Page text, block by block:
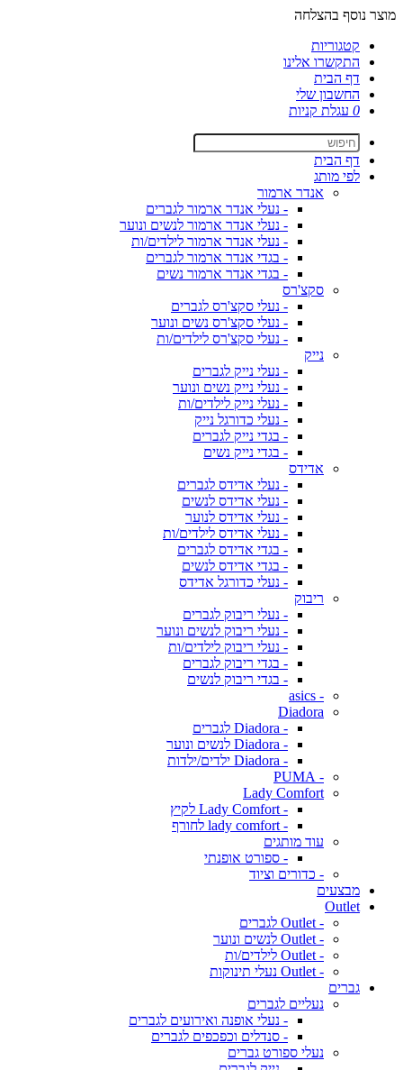
מוצר נוסף בהצלחה
קטגוריות
התקשרו אלינו
דף הבית
החשבון שלי
0 עגלת קניות
דף הבית
לפי מותג
אנדר ארמור
- נעלי אנדר ארמור לגברים
- נעלי אנדר ארמור לנשים ונוער
- נעלי אנדר ארמור לילדים/ות
- בגדי אנדר ארמור לגברים
- בגדי אנדר ארמור נשים
סקצ'רס
- נעלי סקצ'רס לגברים
- נעלי סקצ'רס נשים ונוער
- נעלי סקצ'רס לילדים/ות
נייק
- נעלי נייק לגברים
- נעלי נייק נשים ונוער
- נעלי נייק לילדים/ות
- נעלי כדורגל נייק
- בגדי נייק לגברים
- בגדי נייק נשים
אדידס
- נעלי אדידס לגברים
- נעלי אדידס לנשים
- נעלי אדידס לנוער
- נעלי אדידס לילדים/ות
- בגדי אדידס לגברים
- בגדי אדידס לנשים
- נעלי כדורגל אדידס
ריבוק
- נעלי ריבוק לגברים
- נעלי ריבוק לנשים ונוער
- נעלי ריבוק לילדים/ות
- בגדי ריבוק לגברים
- בגדי ריבוק לנשים
- asics
Diadora
- Diadora לגברים
- Diadora לנשים ונוער
- Diadora ילדים/ילדות
- PUMA
Lady Comfort
- Lady Comfort לקיץ
- lady comfort לחורף
עוד מותגים
- ספורט אופנתי
- כדורים וציוד
מבצעים
Outlet
- Outlet לגברים
- Outlet לנשים ונוער
- Outlet לילדים/ות
- Outlet נעלי תינוקות
גברים
נעליים לגברים
- נעלי אופנה ואירועים לגברים
- סנדלים וכפכפים לגברים
נעלי ספורט גברים